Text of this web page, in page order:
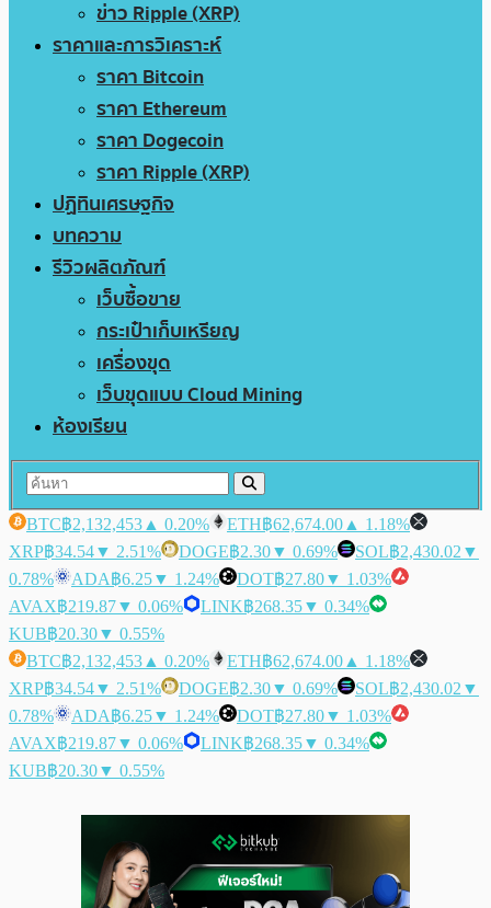
ข่าว Ripple (XRP)
ราคาและการวิเคราะห์
ราคา Bitcoin
ราคา Ethereum
ราคา Dogecoin
ราคา Ripple (XRP)
ปฏิทินเศรษฐกิจ
บทความ
รีวิวผลิตภัณฑ์
เว็บซื้อขาย
กระเป๋าเก็บเหรียญ
เครื่องขุด
เว็บขุดแบบ Cloud Mining
ห้องเรียน
BTC฿2,132,453 ▲ 0.20% ETH฿62,674.00 ▲ 1.18%
XRP฿34.54▼ 2.51% DOGE฿2.30▼ 0.69% SOL฿2,430.02 ▼
0.78%
ADA฿6.25▼ 1.24% DOT฿27.80▼ 1.03%
AVAX฿219.87▼ 0.06% LINK฿268.35▼ 0.34%
KUB฿20.30▼ 0.55%
BTC฿2,132,453 ▲ 0.20% ETH฿62,674.00 ▲ 1.18%
XRP฿34.54▼ 2.51% DOGE฿2.30▼ 0.69% SOL฿2,430.02 ▼
0.78%
ADA฿6.25▼ 1.24% DOT฿27.80▼ 1.03%
AVAX฿219.87▼ 0.06% LINK฿268.35▼ 0.34%
KUB฿20.30▼ 0.55%